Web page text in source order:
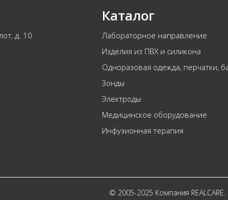
д. 10
Каталог
Лабораторное направление
Изделия из ПВХ и силикона
Одноразовая одежда, перчатки,
Зонды
Электроды
Медицинское оборудование
Инфузионная терапия
© 2005-2025 Компания